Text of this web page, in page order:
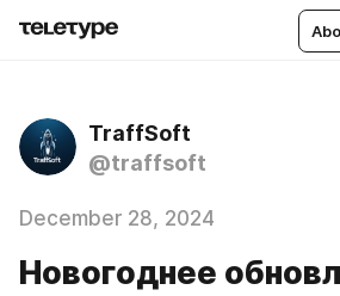
TraffSoft
@traffsoft
December 28, 2024
Новогоднее